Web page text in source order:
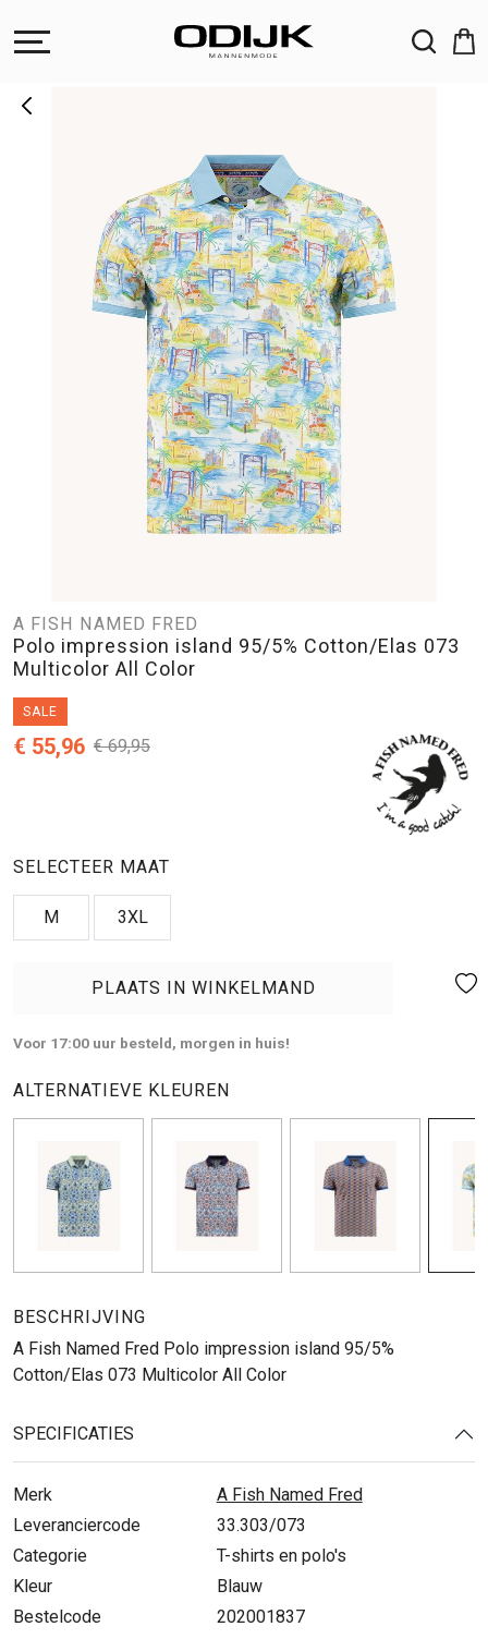
A FISH NAMED FRED
Polo impression island 95/5% Cotton/Elas 073
Multicolor All Color
SALE
€ 69,95
€ 55,96
SELECTEER MAAT
M 3XL
PLAATS IN WINKELMAND
Voor 17:00 uur besteld, morgen in huis!
ALTERNATIEVE KLEUREN
BESCHRIJVING
A Fish Named Fred Polo impression island 95/5%
Cotton/Elas 073 Multicolor All Color
SPECIFICATIES
Merk
A Fish Named Fred
Leveranciercode
33.303/073
Categorie
T-shirts en polo's
Kleur
Blauw
Bestelcode
202001837